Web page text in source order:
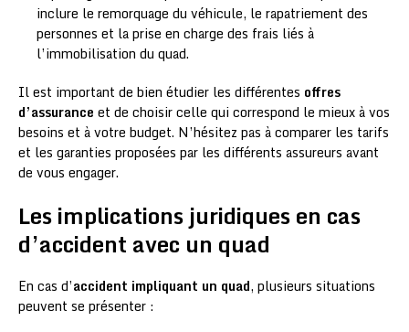
inclure le remorquage du véhicule, le rapatriement des
personnes et la prise en charge des frais liés à
l’immobilisation du quad.
Il est important de bien étudier les différentes offres
d’assurance et de choisir celle qui correspond le mieux à vos
besoins et à votre budget. N’hésitez pas à comparer les tarifs
et les garanties proposées par les différents assureurs avant
de vous engager.
Les implications juridiques en cas
d’accident avec un quad
En cas d’accident impliquant un quad, plusieurs situations
peuvent se présenter :